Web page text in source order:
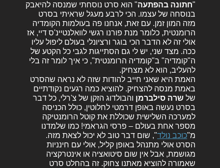
"חתונה בהפתעה" הוא סרט נוסחתי שמנסה להיאבק
בנוסחה של עצמו. הכי לרבע מעגל שראיתי בסרט
מזה המון זמן. עם זאת, אנחנו פה בעולמות הקומדיה
הרומנטית, כלומר מנת פורנו רגשי לוואלנטיינ'ס דיי, אז
אולי זה לא הדבר הכי בוגר ורציונלי בעולם ליפול עליו
ככה. מצד שני, יש לי גם הסתייגות לגבי כל הקטע של
ה"קומדיה" ב"קומדיה הרומנטית", כי איך לומר זה בלי
להעליב, הוא לא מצחיק.
האמת היא שאני חייב להודות שזה לא נראה שהסרט
באמת מנסה להצחיק. להוציא כמה רגעים נקודתיים
של שרה סילברמן והבולדוג הזקן של צ'רלי, כל דבר
בסרט נעשה באופן דרמטי לחלוטין, כולל הכניסה
למערכה השלישית שכוללת את קוטל הרומנטיקה
מספר אחת בעולם – פרסי הגראמי! כמו שלמדנו
מ"כוכב נולד", שום דבר טוב לא יכול לצאת מזה.
הסרט אולי מתנהל באופן קליל, אולי עם חינניות
מגושמת, אבל אין שום סיטואציה או אינטרקציה
שאמורה להוציא מאתנו צחוק. זה בהחלט סרט